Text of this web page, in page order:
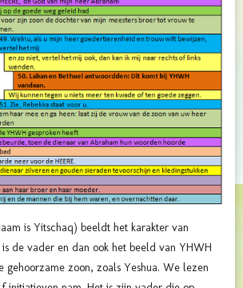
is Yitschaq) beeldt het karakter van
de vader en dan ook het beeld van YHWH
gehoorzame zoon, zoals Yeshua. We lezen